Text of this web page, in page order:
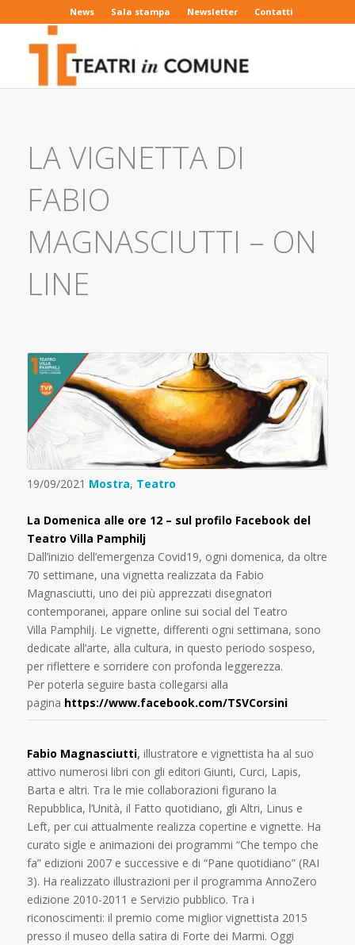
News Sala stampa Newsletter Contatti
LA VIGNETTA DI
FABIO
MAGNASCIUTTI – ON
LINE
19/09/2021 Mostra, Teatro
La Domenica alle ore 12 – sul profilo Facebook del
Teatro Villa Pamphilj
Dall’inizio dell’emergenza Covid19, ogni domenica, da oltre
70 settimane, una vignetta realizzata da Fabio
Magnasciutti, uno dei più apprezzati disegnatori
contemporanei, appare online sui social del Teatro
Villa Pamphilj. Le vignette, differenti ogni settimana, sono
dedicate all’arte, alla cultura, in questo periodo sospeso,
per riflettere e sorridere con profonda leggerezza.
Per poterla seguire basta collegarsi alla
pagina https://www.facebook.com/TSVCorsini
Fabio Magnasciutti, illustratore e vignettista ha al suo
attivo numerosi libri con gli editori Giunti, Curci, Lapis,
Barta e altri. Tra le mie collaborazioni figurano la
Repubblica, l’Unità, il Fatto quotidiano, gli Altri, Linus e
Left, per cui attualmente realizza copertine e vignette. Ha
curato sigle e animazioni dei programmi “Che tempo che
fa” edizioni 2007 e successive e di “Pane quotidiano” (RAI
3). Ha realizzato illustrazioni per il programma AnnoZero
edizione 2010-2011 e Servizio pubblico. Tra i
riconoscimenti: il premio come miglior vignettista 2015
presso il museo della satira di Forte dei Marmi. Oggi